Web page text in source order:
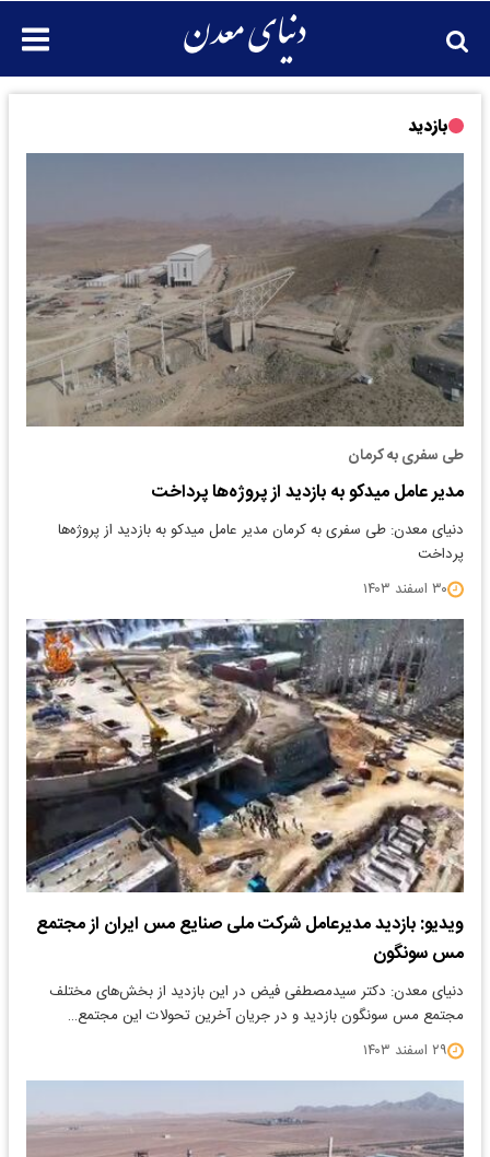
بازدید
طی سفری به کرمان
مدیر عامل میدکو به بازدید از پروژه‌ها پرداخت
دنیای معدن: طی سفری به کرمان مدیر عامل میدکو به بازدید از پروژه‌ها
پرداخت
۳۰ اسفند ۱۴۰۳
ویدیو: بازدید مدیرعامل شرکت ملی صنایع مس ایران از مجتمع
مس سونگون
دنیای معدن: دکتر سیدمصطفی فیض در این بازدید از بخش‌های مختلف
مجتمع مس سونگون بازدید و در جریان آخرین تحولات این مجتمع…
۲۹ اسفند ۱۴۰۳